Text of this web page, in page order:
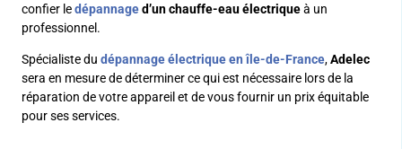
confier ledépannaged’un chauffe-eau électriqueà un
professionnel.
Spécialiste du dépannage électrique en île-de-France,Adelec
sera en mesure de déterminer ce qui est nécessaire lors de la
réparation de votre appareil et de vous fournir un prix équitable
pour ses services.